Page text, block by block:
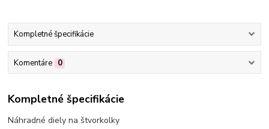
Kompletné špecifikácie
Komentáre 0
Kompletné špecifikácie
Náhradné diely na štvorkolky